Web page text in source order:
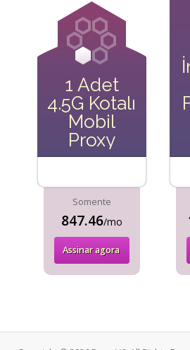
1 Adet
4.5G Kotalı
Mobil
Proxy
Somente
847.46/mo
Assinar agora